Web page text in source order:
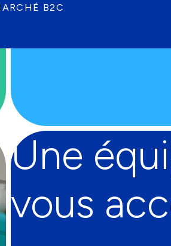
B2C
Une
vous